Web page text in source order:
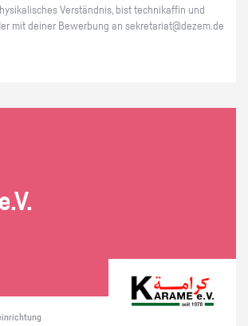
Ver­ständ­nis, bist tech­ni­kaf­fin und
mit dei­ner Be­wer­bung an se­kre­ta­ri­at@​dezem.​de